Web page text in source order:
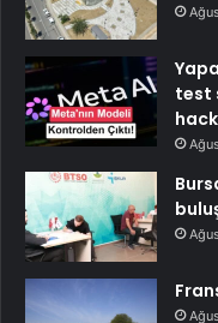
test